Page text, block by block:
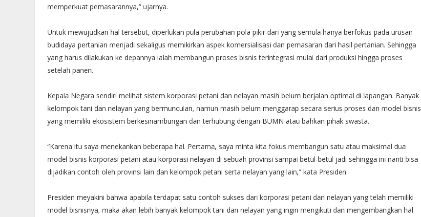
memperkuat pemasarannya,” ujarnya.
Untuk mewujudkan hal tersebut, diperlukan pula perubahan pola pikir dari yang semula hanya berfokus pada urusan
budidaya pertanian menjadi sekaligus memikirkan aspek komersialisasi dan pemasaran dari hasil pertanian. Sehingga
yang harus dilakukan ke depannya ialah membangun proses bisnis terintegrasi mulai dari produksi hingga proses
setelah panen.
Kepala Negara sendiri melihat sistem korporasi petani dan nelayan masih belum berjalan optimal di lapangan. Banyak
kelompok tani dan nelayan yang bermunculan, namun masih belum menggarap secara serius proses dan model bisnis
yang memiliki ekosistem berkesinambungan dan terhubung dengan BUMN atau bahkan pihak swasta.
“Karena itu saya menekankan beberapa hal. Pertama, saya minta kita fokus membangun satu atau maksimal dua
model bisnis korporasi petani atau korporasi nelayan di sebuah provinsi sampai betul-betul jadi sehingga ini nanti bisa
dijadikan contoh oleh provinsi lain dan kelompok petani serta nelayan yang lain,” kata Presiden.
Presiden meyakini bahwa apabila terdapat satu contoh sukses dari korporasi petani dan nelayan yang telah memiliki
model bisnisnya, maka akan lebih banyak kelompok tani dan nelayan yang ingin mengikuti dan mengembangkan hal